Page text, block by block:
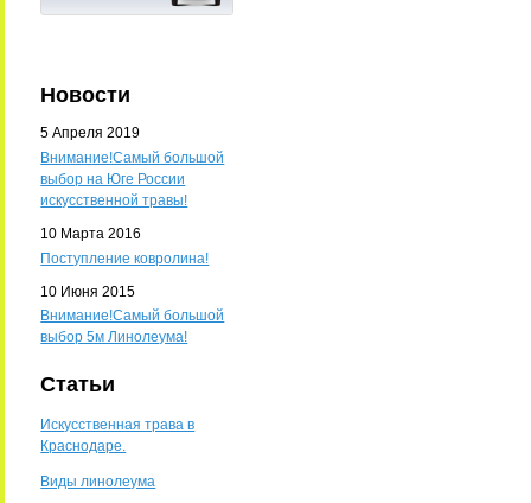
Новости
5 Апреля 2019
Внимание!Самый большой
выбор на Юге России
искусственной травы!
10 Марта 2016
Поступление ковролина!
10 Июня 2015
Внимание!Самый большой
выбор 5м Линолеума!
Статьи
Искусственная трава в
Краснодаре.
Виды линолеума